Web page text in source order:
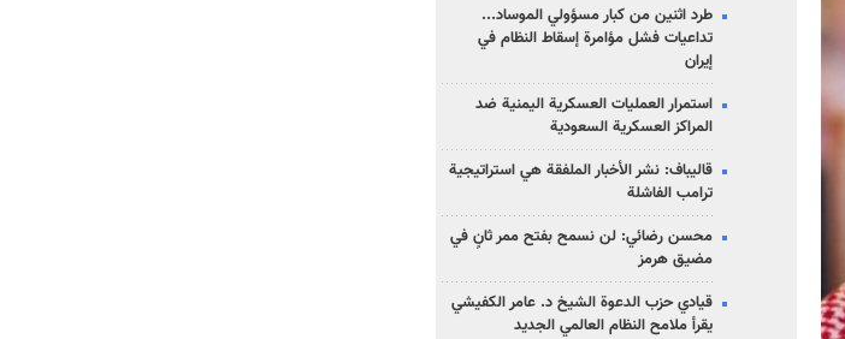
طرد اثنين من كبار مسؤولي الموساد...
تداعيات فشل مؤامرة إسقاط النظام في
إيران
استمرار العمليات العسكرية اليمنية ضد
المراكز العسكرية السعودية
قاليباف: نشر الأخبار الملفقة هي استراتيجية
ترامب الفاشلة
محسن رضائي: لن نسمح بفتح ممر ثانٍ في
مضيق هرمز
قيادي حزب الدعوة الشيخ د. عامر الكفيشي
يقرأ ملامح النظام العالمي الجديد